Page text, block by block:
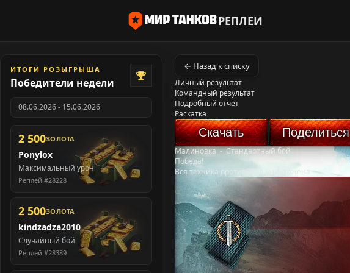
РЕПЛЕИ
ИТОГИ РОЗЫГРЫША
Победители недели
08.06.2026 - 15.06.2026
2 500ЗОЛОТА
Ponylox
Максимальный урон
Реплей #28228
2 500ЗОЛОТА
kindzadza2010
Случайный бой
Реплей #28389
← Назад к списку
Личный результат
Командный результат
Подробный отчёт
Раскатка
Скачать Поделиться
Малиновка-Стандартный бой
Победа!
Вся техника противника уничтожена